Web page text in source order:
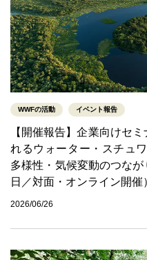
WWFの活動 イベント報告
【開催報告】企業向けセ
れるウォーター・スチュ
多様性・気候変動のつな
日／対面・オンライン開催
2026/06/26